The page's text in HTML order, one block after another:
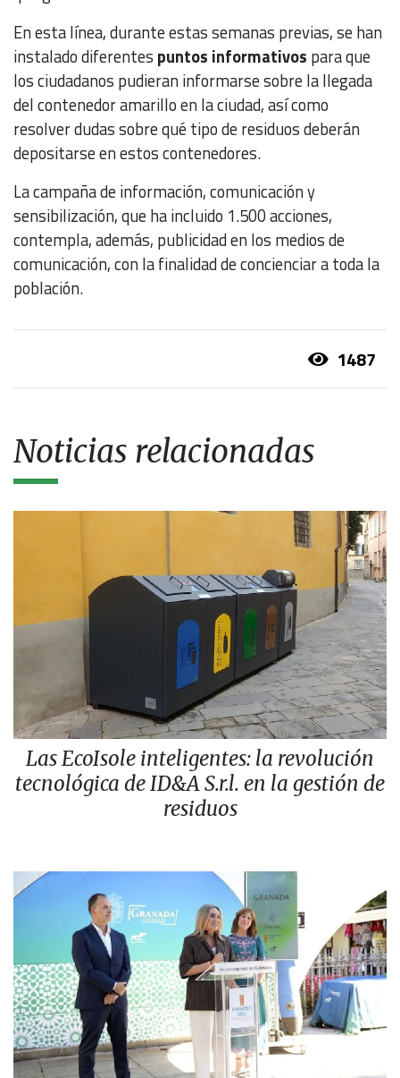
En esta línea, durante estas semanas previas, se han
instalado diferentes puntos informativos para que
los ciudadanos pudieran informarse sobre la llegada
del contenedor amarillo en la ciudad, así como
resolver dudas sobre qué tipo de residuos deberán
depositarse en estos contenedores.
La campaña de información, comunicación y
sensibilización, que ha incluido 1.500 acciones,
contempla, además, publicidad en los medios de
comunicación, con la finalidad de concienciar a toda la
población.
1487
Noticias relacionadas
Las EcoIsole inteligentes: la revolución
tecnológica de ID&A S.r.l. en la gestión de
residuos